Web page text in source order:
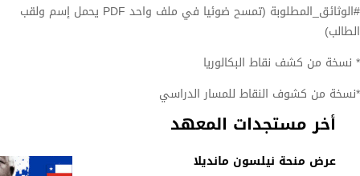
أخر مستجدات المعهد
عرض منحة نيلسون مانديلا
#الوثائق_المطلوبة (تمسح ضوئيا في ملف واحد PDF يحمل إسم ولقب
الطالب)
* نسخة من كشف نقاط البكالوريا
*نسخة من كشوف النقاط للمسار الدراسي